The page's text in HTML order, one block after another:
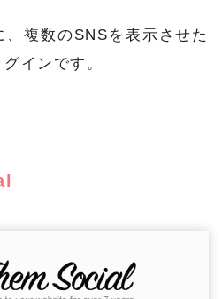
複数のSNSを表示させた
インです。